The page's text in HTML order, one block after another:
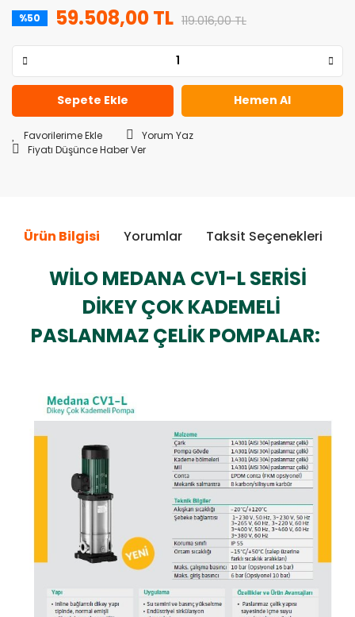
%50 59.508,00 TL 119.016,00 TL
Sepete Ekle Hemen Al
Yorum Yaz
Fiyatı Düşünce Haber Ver
Ürün Bilgisi Yorumlar Taksit Seçenekleri
WİLO MEDANA CV1-L SERİSİ
DİKEY ÇOK KADEMELİ
PASLANMAZ ÇELİK POMPALAR: